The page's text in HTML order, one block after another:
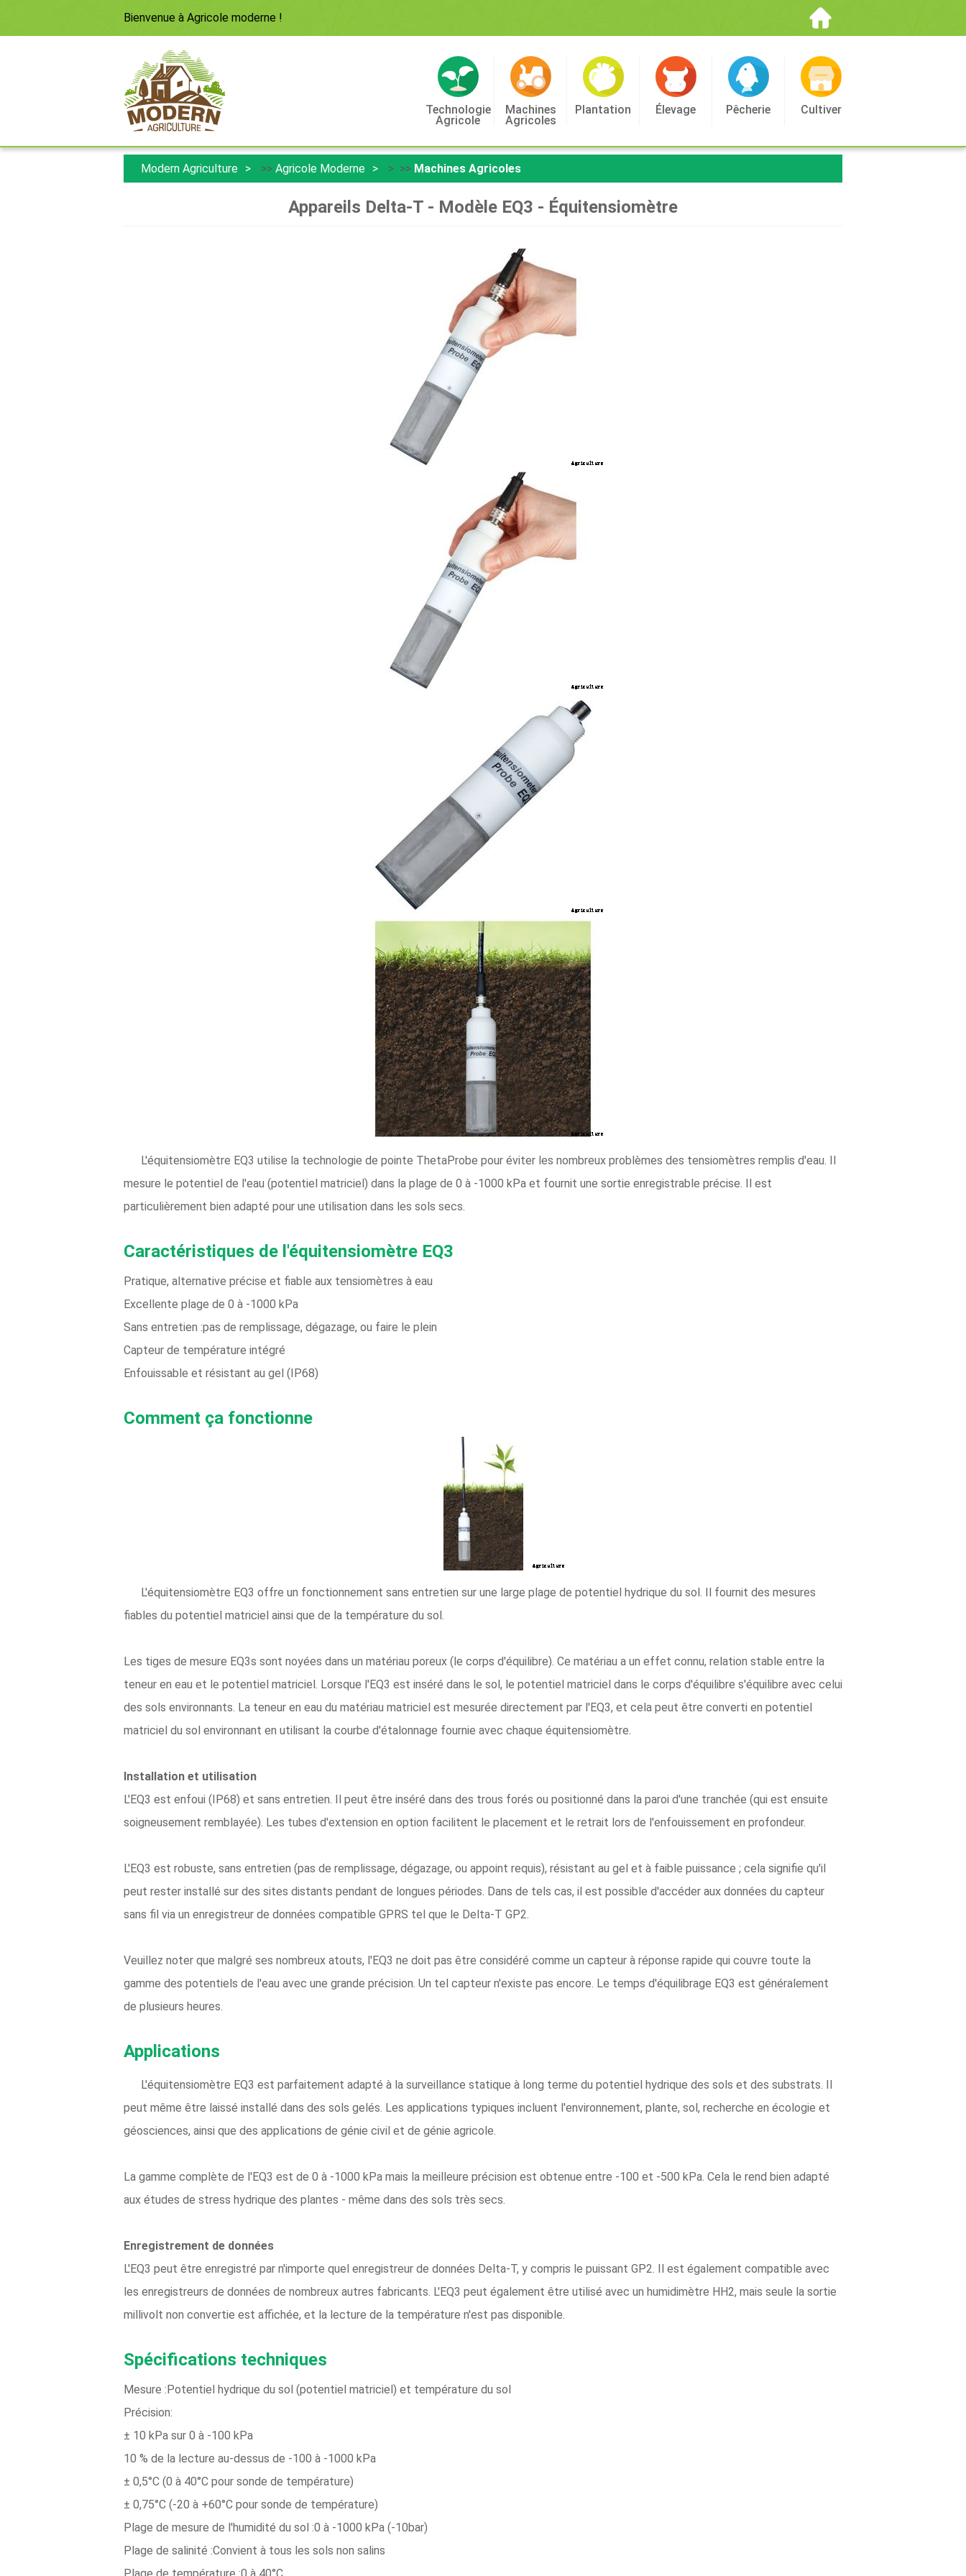
Bienvenue à Agricole moderne !
Technologie
Agricole
Machines
Agricoles
Plantation Élevage Pêcherie Cultiver
Modern Agriculture >> Agricole Moderne > >> Machines Agricoles
Appareils Delta-T - Modèle EQ3 - Équitensiomètre
L'équitensiomètre EQ3 utilise la technologie de pointe ThetaProbe pour éviter les nombreux problèmes des tensiomètres remplis d'eau. Il
mesure le potentiel de l'eau (potentiel matriciel) dans la plage de 0 à -1000 kPa et fournit une sortie enregistrable précise. Il est
particulièrement bien adapté pour une utilisation dans les sols secs.
Caractéristiques de l'équitensiomètre EQ3
Pratique, alternative précise et fiable aux tensiomètres à eau
Excellente plage de 0 à -1000 kPa
Sans entretien :pas de remplissage, dégazage, ou faire le plein
Capteur de température intégré
Enfouissable et résistant au gel (IP68)
Comment ça fonctionne
L'équitensiomètre EQ3 offre un fonctionnement sans entretien sur une large plage de potentiel hydrique du sol. Il fournit des mesures
fiables du potentiel matriciel ainsi que de la température du sol.
Les tiges de mesure EQ3s sont noyées dans un matériau poreux (le corps d'équilibre). Ce matériau a un effet connu, relation stable entre la
teneur en eau et le potentiel matriciel. Lorsque l'EQ3 est inséré dans le sol, le potentiel matriciel dans le corps d'équilibre s'équilibre avec celui
des sols environnants. La teneur en eau du matériau matriciel est mesurée directement par l'EQ3, et cela peut être converti en potentiel
matriciel du sol environnant en utilisant la courbe d'étalonnage fournie avec chaque équitensiomètre.
Installation et utilisation
L'EQ3 est enfoui (IP68) et sans entretien. Il peut être inséré dans des trous forés ou positionné dans la paroi d'une tranchée (qui est ensuite
soigneusement remblayée). Les tubes d'extension en option facilitent le placement et le retrait lors de l'enfouissement en profondeur.
L'EQ3 est robuste, sans entretien (pas de remplissage, dégazage, ou appoint requis), résistant au gel et à faible puissance ; cela signifie qu'il
peut rester installé sur des sites distants pendant de longues périodes. Dans de tels cas, il est possible d'accéder aux données du capteur
sans fil via un enregistreur de données compatible GPRS tel que le Delta-T GP2.
Veuillez noter que malgré ses nombreux atouts, l'EQ3 ne doit pas être considéré comme un capteur à réponse rapide qui couvre toute la
gamme des potentiels de l'eau avec une grande précision. Un tel capteur n'existe pas encore. Le temps d'équilibrage EQ3 est généralement
de plusieurs heures.
Applications
L'équitensiomètre EQ3 est parfaitement adapté à la surveillance statique à long terme du potentiel hydrique des sols et des substrats. Il
peut même être laissé installé dans des sols gelés. Les applications typiques incluent l'environnement, plante, sol, recherche en écologie et
géosciences, ainsi que des applications de génie civil et de génie agricole.
La gamme complète de l'EQ3 est de 0 à -1000 kPa mais la meilleure précision est obtenue entre -100 et -500 kPa. Cela le rend bien adapté
aux études de stress hydrique des plantes - même dans des sols très secs.
Enregistrement de données
L'EQ3 peut être enregistré par n'importe quel enregistreur de données Delta-T, y compris le puissant GP2. Il est également compatible avec
les enregistreurs de données de nombreux autres fabricants. L'EQ3 peut également être utilisé avec un humidimètre HH2, mais seule la sortie
millivolt non convertie est affichée, et la lecture de la température n'est pas disponible.
Spécifications techniques
Mesure :Potentiel hydrique du sol (potentiel matriciel) et température du sol
Précision:
± 10 kPa sur 0 à -100 kPa
10 % de la lecture au-dessus de -100 à -1000 kPa
± 0,5°C (0 à 40°C pour sonde de température)
± 0,75°C (-20 à +60°C pour sonde de température)
Plage de mesure de l'humidité du sol :0 à -1000 kPa (-10bar)
Plage de salinité :Convient à tous les sols non salins